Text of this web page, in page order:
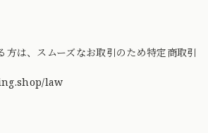
は、スムーズなお取引のため特定商取引
law